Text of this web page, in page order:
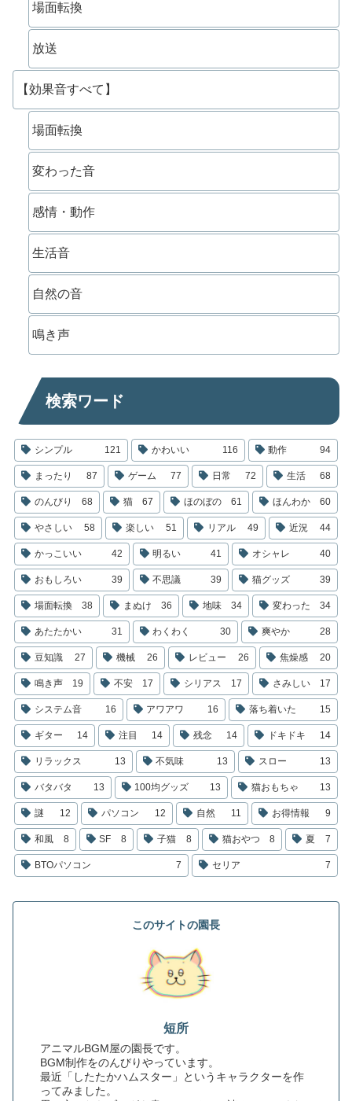
場面転換
放送
【効果音すべて】
場面転換
変わった音
感情・動作
生活音
自然の音
鳴き声
検索ワード
シンプル 121 かわいい 116 動作 94
まったり 87 ゲーム 77 日常 72 生活 68
のんびり 68 猫 67 ほのぼの 61 ほんわか 60
やさしい 58 楽しい 51 リアル 49 近況 44
かっこいい 42 明るい 41 オシャレ 40
おもしろい 39 不思議 39 猫グッズ 39
場面転換 38 まぬけ 36 地味 34 変わった 34
あたたかい 31 わくわく 30 爽やか 28
豆知識 27 機械 26 レビュー 26 焦燥感 20
鳴き声 19 不安 17 シリアス 17 さみしい 17
システム音 16 アワアワ 16 落ち着いた 15
ギター 14 注目 14 残念 14 ドキドキ 14
リラックス 13 不気味 13 スロー 13
バタバタ 13 100均グッズ 13 猫おもちゃ 13
謎 12 パソコン 12 自然 11 お得情報 9
和風 8 SF 8 子猫 8 猫おやつ 8 夏 7
BTOパソコン 7 セリア 7
このサイトの園長
短所
アニマルBGM屋の園長です。
BGM制作をのんびりやっています。
最近「したたかハムスター」というキャラクターを作
ってみました。